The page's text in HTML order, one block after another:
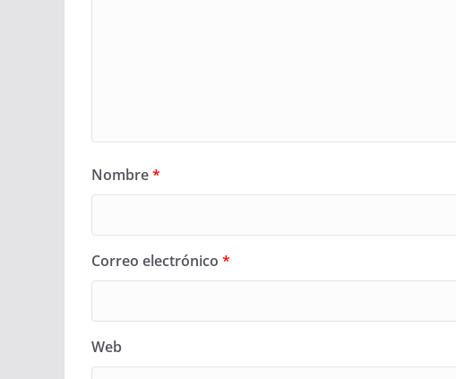
Nombre*
Correo electrónico *
Web